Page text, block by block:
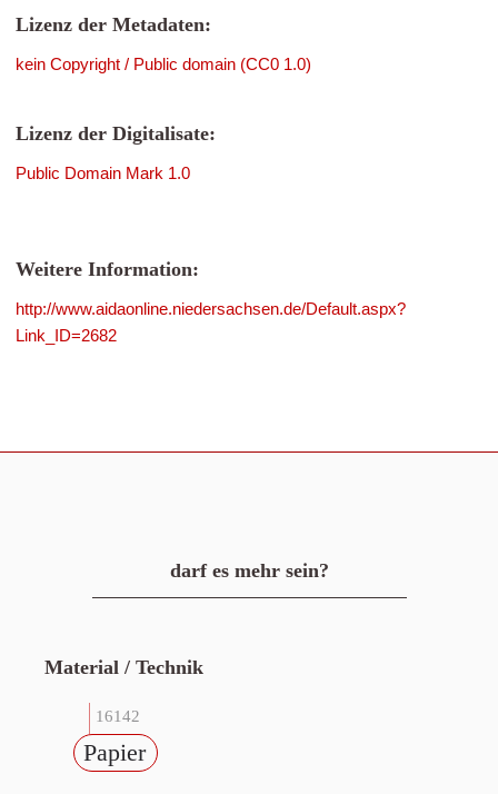
Lizenz der Metadaten:
kein Copyright / Public domain (CC0 1.0)
Lizenz der Digitalisate:
Public Domain Mark 1.0
Weitere Information:
http://www.aidaonline.niedersachsen.de/Default.aspx?
Link_ID=2682
darf es mehr sein?
Material / Technik
16142
Papier